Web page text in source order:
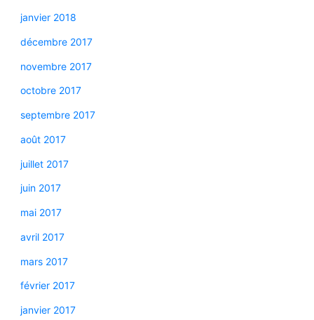
janvier 2018
décembre 2017
novembre 2017
octobre 2017
septembre 2017
août 2017
juillet 2017
juin 2017
mai 2017
avril 2017
mars 2017
février 2017
janvier 2017